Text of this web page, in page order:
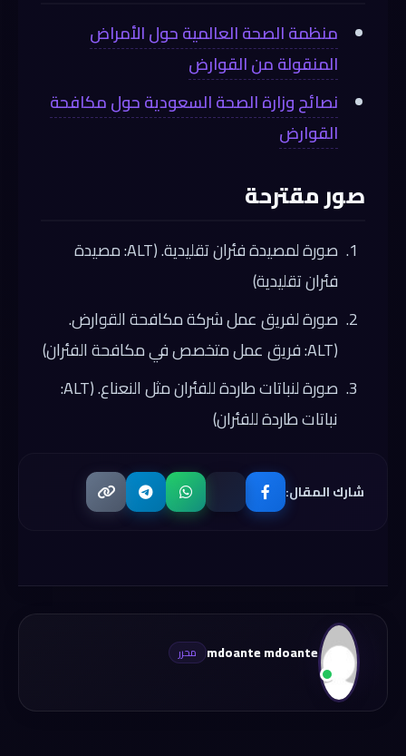
منظمة الصحة العالمية حول الأمراض
المنقولة من القوارض
نصائح وزارة الصحة السعودية حول مكافحة
القوارض
صور مقترحة
صورة لمصيدة فئران تقليدية. (ALT: مصيدة
فئران تقليدية)
صورة لفريق عمل شركة مكافحة القوارض.
(ALT: فريق عمل متخصص في مكافحة الفئران)
صورة لنباتات طاردة للفئران مثل النعناع. (ALT:
نباتات طاردة للفئران)
شارك المقال:
mdoante mdoante